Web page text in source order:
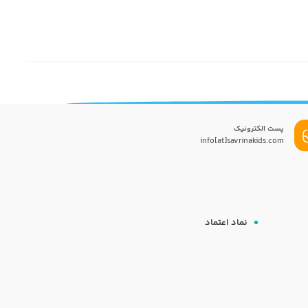
پست الکترونیک
info[at]savrinakids.com
نماد اعتماد